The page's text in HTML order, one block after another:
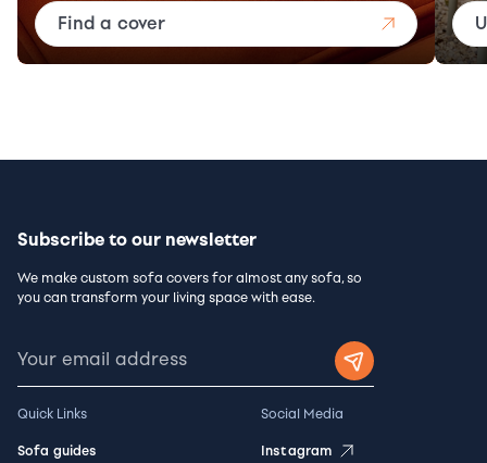
Find a cover
Subscribe to our newsletter
We make custom sofa covers for almost any sofa, so
you can transform your living space with ease.
Quick Links
Sofa guides
Social Media
Instagram